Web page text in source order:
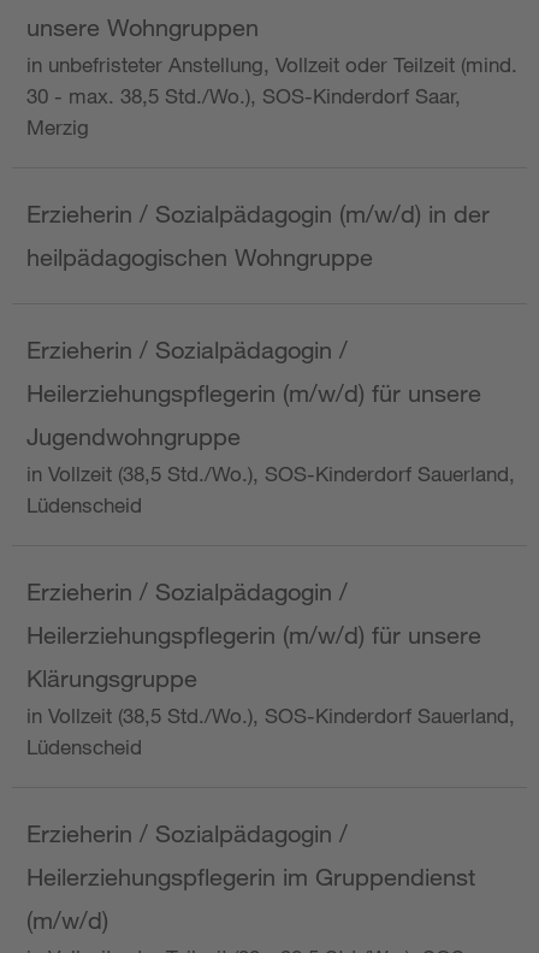
unsere Wohngruppen
in unbefristeter Anstellung, Vollzeit oder Teilzeit (mind.
30 - max. 38,5 Std./Wo.), SOS-Kinderdorf Saar,
Merzig
Erzieherin / Sozialpädagogin (m/w/d) in der
heilpädagogischen Wohngruppe
Erzieherin / Sozialpädagogin /
Heilerziehungspflegerin (m/w/d) für unsere
Jugendwohngruppe
in Vollzeit (38,5 Std./Wo.), SOS-Kinderdorf Sauerland,
Lüdenscheid
Erzieherin / Sozialpädagogin /
Heilerziehungspflegerin (m/w/d) für unsere
Klärungsgruppe
in Vollzeit (38,5 Std./Wo.), SOS-Kinderdorf Sauerland,
Lüdenscheid
Erzieherin / Sozialpädagogin /
Heilerziehungspflegerin im Gruppendienst
(m/w/d)